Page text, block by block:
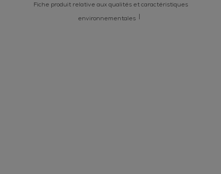
Fiche produit relative aux qualités et caractéristiques
environnementales